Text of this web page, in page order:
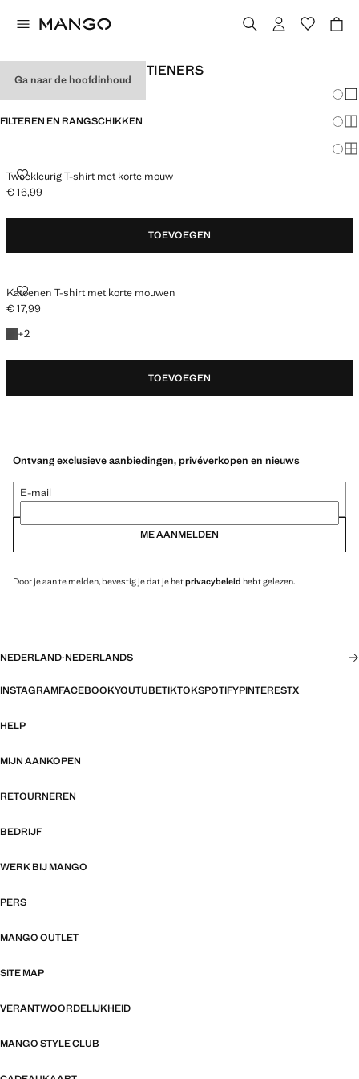
Ga naar de hoofdinhoud
BASIC T-SHIRTS VOOR TIENERS
FILTEREN EN RANGSCHIKKEN
Tweekleurig T-shirt met korte mouw
TWEEKLEURIG T-SHIRT MET KORTE MOUW
Huidige prijs [€ 16,99 ]
€ 16,99
TOEVOEGEN
Katoenen T-shirt met korte mouwen
KATOENEN T-SHIRT MET KORTE MOUWEN
Huidige prijs [€ 17,99 ]
€ 17,99
+2
+ 2 kleuren
TOEVOEGEN
Ontvang exclusieve aanbiedingen, privéverkopen en nieuws
E-mail
ME AANMELDEN
Door je aan te melden, bevestig je dat je hetprivacybeleid hebt gelezen.
NEDERLAND·NEDERLANDS
INSTAGRAMFACEBOOKYOUTUBETIKTOKSPOTIFYPINTERESTX
HELP
MIJN AANKOPEN
RETOURNEREN
BEDRIJF
WERK BIJ MANGO
PERS
MANGO OUTLET
SITE MAP
VERANTWOORDELIJKHEID
MANGO STYLE CLUB